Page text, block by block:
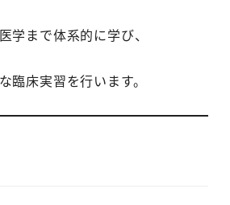
学まで体系的に学び、
臨床実習を行います。